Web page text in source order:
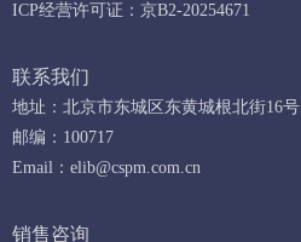
ICP经营许可证：京B2-20254671
联系我们
地址：北京市东城区东黄城根北街16号
邮编：100717
Email： elib@cspm.com.cn
销售咨询